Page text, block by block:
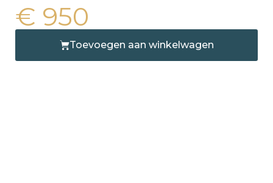
€ 950
Toevoegen aan winkelwagen